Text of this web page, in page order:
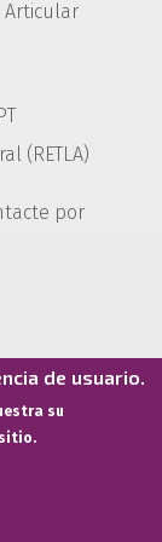
Articular
(RETLA)
por
de usuario.
su